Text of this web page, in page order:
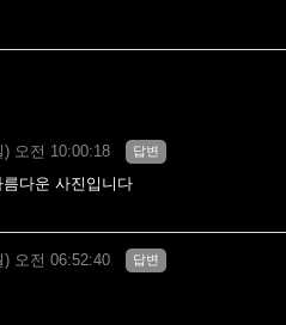
) 오전 10:00:18 답변
다운 사진입니다
) 오전 06:52:40 답변